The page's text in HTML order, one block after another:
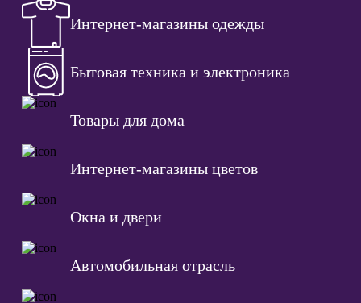
Интернет-магазины одежды
Бытовая техника и электроника
Товары для дома
Интернет-магазины цветов
Окна и двери
Автомобильная отрасль